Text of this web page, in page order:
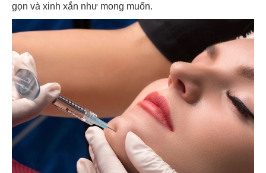
gọn và xinh xắn như mong muốn.